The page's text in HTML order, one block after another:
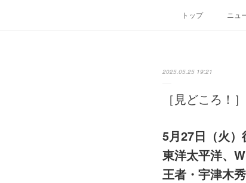
トップ ニュ
2025.05.25 19:21
［見どころ！
5月27日（火
東洋太平洋、
王者・宇津木